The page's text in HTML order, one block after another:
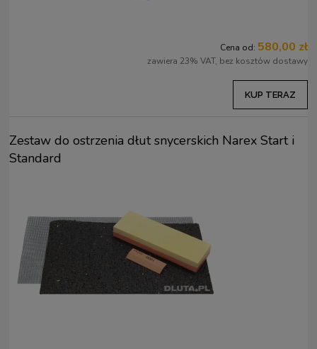
Cena od: 580,00 zł
zawiera 23% VAT, bez kosztów dostawy
KUP TERAZ
Zestaw do ostrzenia dłut snycerskich Narex Start i
Standard